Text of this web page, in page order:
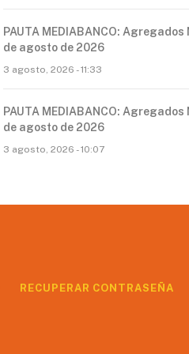
PAUTA MEDIABANCO: Agregados
de agosto de 2026
3 agosto, 2026 - 11:33
PAUTA MEDIABANCO: Agregados
de agosto de 2026
3 agosto, 2026 - 10:07
RECUPERAR CONTRASEÑA